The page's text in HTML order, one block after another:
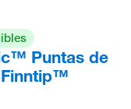
Puntas de